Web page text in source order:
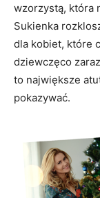
wzorzystą, która
Sukienka
dla kobiet, które
dziewczęco
to największe
pokazywać.